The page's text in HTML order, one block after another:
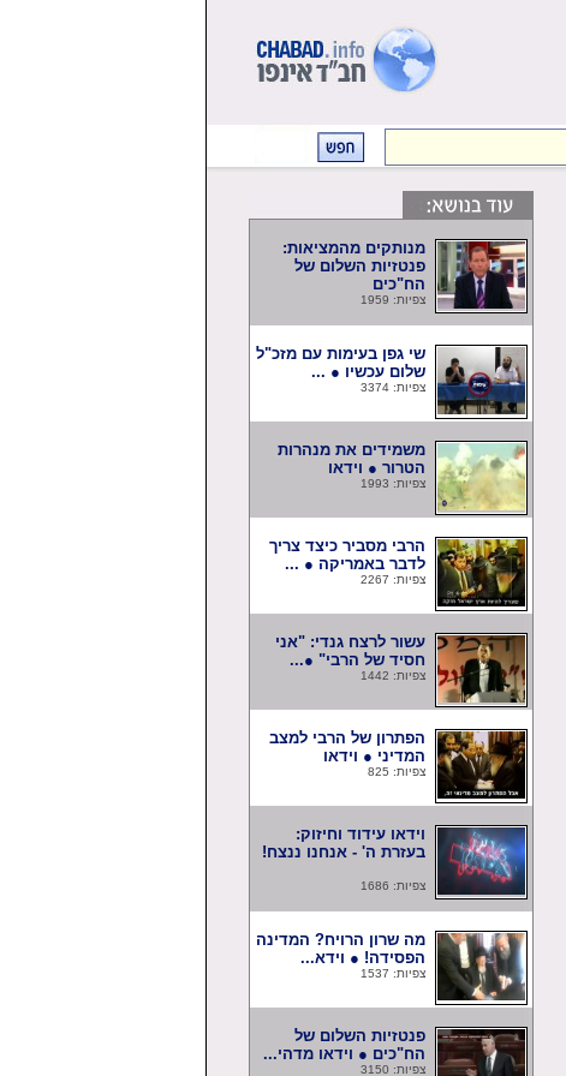
מנותקים מהמציאות:
פנטזיות השלום של
הח"כים
צפיות: 1959
שי גפן בעימות עם מזכ"ל
שלום עכשיו ● ...
צפיות: 3374
משמידים את מנהרות
הטרור ● וידאו
צפיות: 1993
הרבי מסביר כיצד צריך
לדבר באמריקה ● ...
צפיות: 2267
עשור לרצח גנדי: "אני
חסיד של הרבי" ●...
צפיות: 1442
הפתרון של הרבי למצב
המדיני ● וידאו
צפיות: 825
וידאו עידוד וחיזוק:
בעזרת ה' - אנחנו ננצח!
צפיות: 1686
מה שרון הרויח? המדינה
הפסידה! ● וידא...
צפיות: 1537
פנטזיות השלום של
הח"כים ● וידאו מדהי...
צפיות: 3150